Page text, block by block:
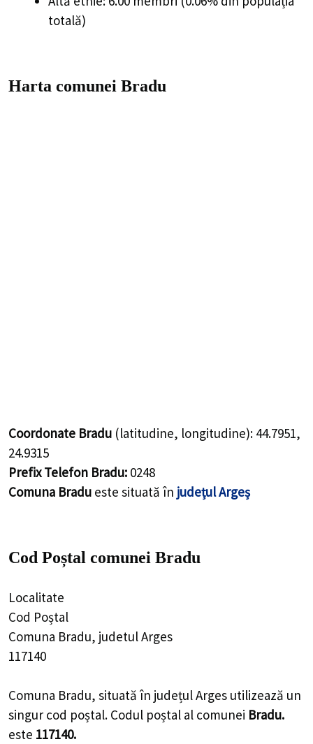
totală)
Harta comunei Bradu
Coordonate Bradu (latitudine, longitudine): 44.7951,
24.9315
Prefix Telefon Bradu: 0248
Comuna Bradu este situată în județul Argeș
Cod Poștal comunei Bradu
Localitate
Cod Poștal
Comuna Bradu, judetul Arges
117140
Comuna Bradu, situată în județul Arges utilizează un
singur cod poștal. Codul poștal al comunei Bradu.
este 117140.